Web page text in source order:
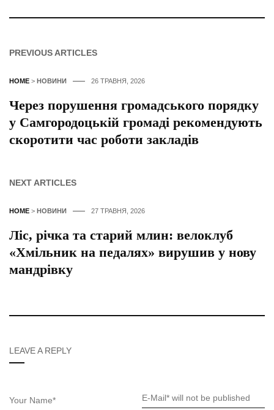
PREVIOUS ARTICLES
HOME > НОВИНИ 26 ТРАВНЯ, 2026
Через порушення громадського порядку
у Самгородоцькій громаді рекомендують
скоротити час роботи закладів
NEXT ARTICLES
HOME > НОВИНИ 27 ТРАВНЯ, 2026
Ліс, річка та старий млин: велоклуб
«Хмільник на педалях» вирушив у нову
мандрівку
LEAVE A REPLY